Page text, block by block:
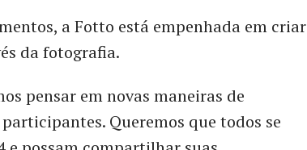
a Fotto está empenhada em criar
da fotografia.
pensar em novas maneiras de
Queremos que todos se